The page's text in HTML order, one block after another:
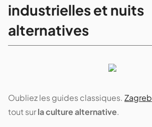
industrielles et nuits
alternatives
Oubliez les guides classiques. Zagreb
tout surla culture alternative.